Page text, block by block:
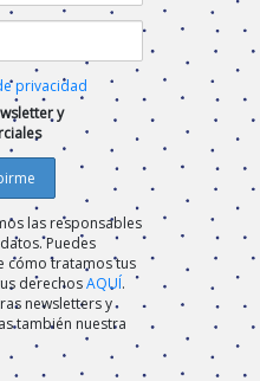
privacidad
y
las responsables
Puedes
cómo tratamos tus
derechosAQUÍ.
newsletters y
también nuestra